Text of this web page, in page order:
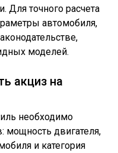
Для точного расчета
автомобиля,
моделей.
акциз на
необходимо
мощность двигателя,
и категория